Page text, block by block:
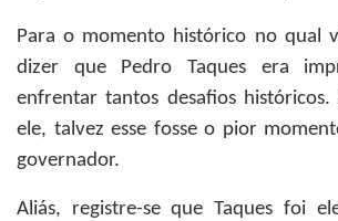
Para o momento histórico no qual
dizer que Pedro Taques era
enfrentar tantos desafios
ele, talvez esse fosse o pior
governador.
Aliás, registre-se que Taques foi